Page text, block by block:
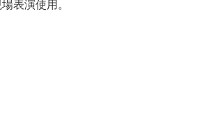
表演使用。